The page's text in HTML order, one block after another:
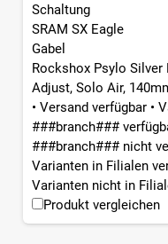
Schaltung
SRAM SX Eagle
Gabel
Rockshox Psylo Silver
Adjust, Solo Air,
• Versand verfügbar •
###branch###
###branch### nicht
Varianten in Filialen
Varianten nicht in
Produkt vergleichen